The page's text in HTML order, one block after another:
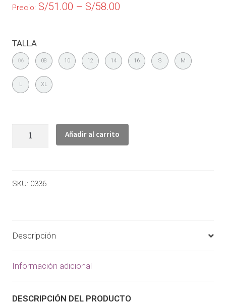
Precio: S/51.00 –S/58.00
TALLA
06 08 10 12 14 16 S M
L XL
Añadir al carrito
SKU: 0336
Descripción
Información adicional
DESCRIPCIÓN DEL PRODUCTO